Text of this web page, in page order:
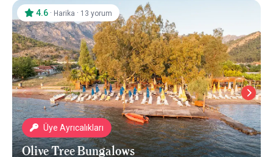
Üye Ayrıcalıkları
Olive Tree Bungalows
4.6 · Harika · 13 yorum